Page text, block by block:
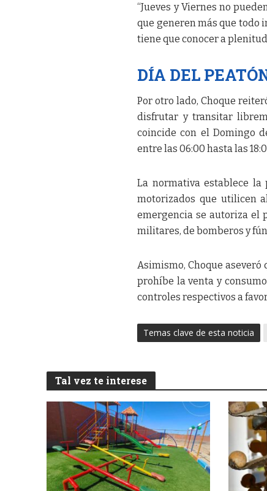
“Jueves y Viernes no
que generen más que todo
tiene que conocer a
DÍA DEL
Por otro lado, Choque
disfrutar y transitar
coincide con el Domingo
entre las 06:00 hasta las
La normativa establece
motorizados que utilicen
emergencia se autoriza el
militares, de bomberos y
Asimismo, Choque
prohíbe la venta y
controles respectivos a
Temas clave de esta noticia
Tal vez te interese